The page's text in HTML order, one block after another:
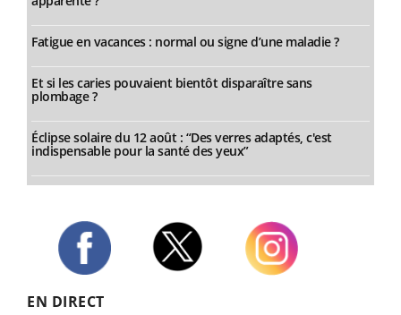
Fatigue en vacances : normal ou signe d’une maladie ?
Et si les caries pouvaient bientôt disparaître sans
plombage ?
Éclipse solaire du 12 août : “Des verres adaptés, c'est
indispensable pour la santé des yeux”
EN DIRECT